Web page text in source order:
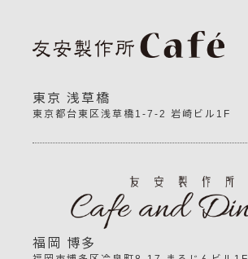
東京 浅草橋
東京都台東区浅草橋1-7-2 岩崎ビル1F
福岡 博多